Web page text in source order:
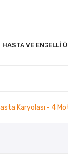
HASTA VE ENGELLI
Karyolası - 4